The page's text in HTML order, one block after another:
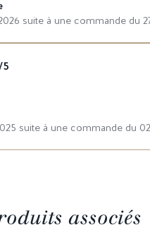
suite à une commande du
suite à une commande du
associés